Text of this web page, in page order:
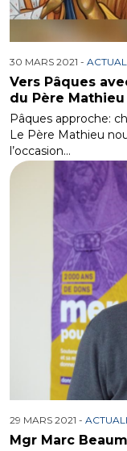
30 MARS 2021 -
Vers Pâques
du Père Mathieu
Pâques approche:
Le Père Mathieu
l’occasion…
29 MARS 2021 -
Mgr Marc